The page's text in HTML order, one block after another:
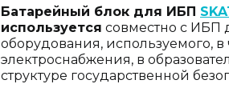
Батарейный блок для ИБП
используется совместно с ИБП
оборудования, используемого, в
электроснабжения, в
структуре государственной